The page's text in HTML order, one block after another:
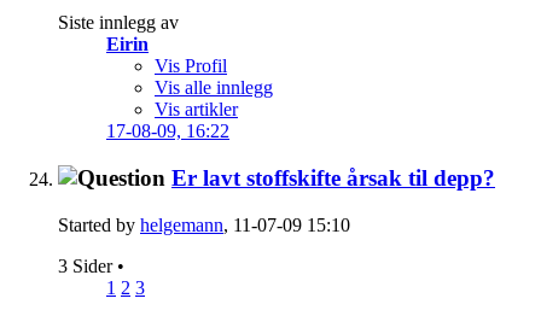
Siste innlegg av
Eirin
Vis Profil
Vis alle innlegg
Vis artikler
17-08-09, 16:22
Er lavt stoffskifte årsak til depp?
Started by helgemann, 11-07-09 15:10
3 Sider •
1 2 3